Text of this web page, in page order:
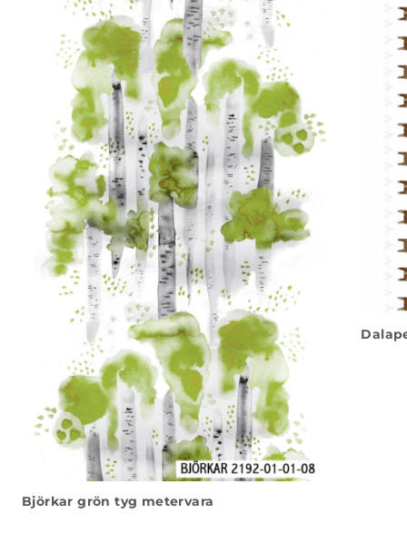
Björkar grön tyg metervara